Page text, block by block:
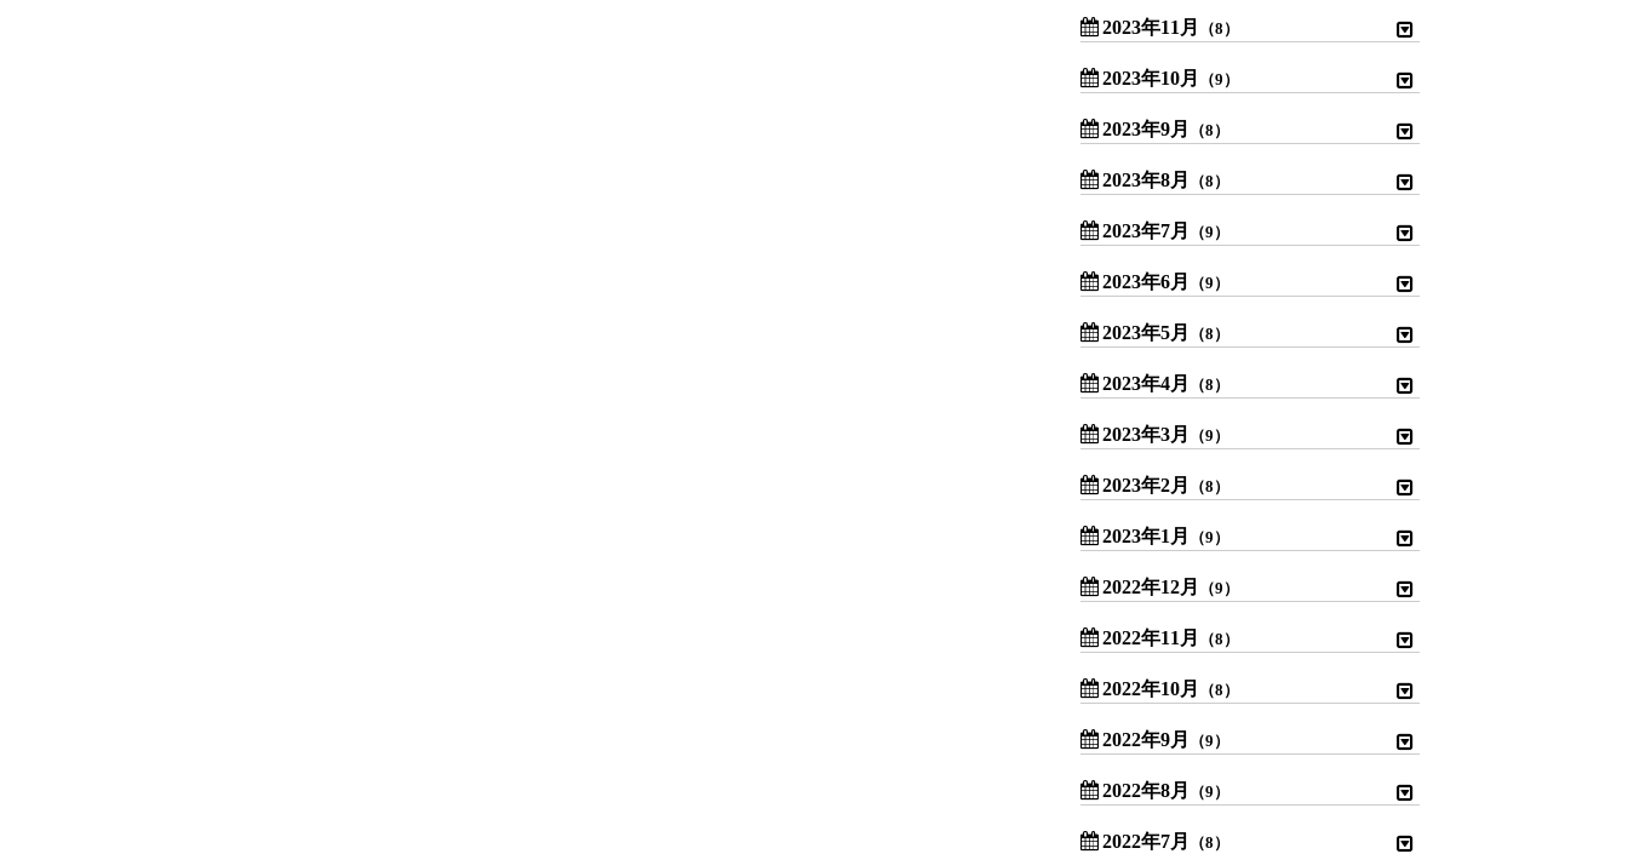
2023年11月 （8）
2023年10月 （9）
2023年9月 （8）
2023年8月 （8）
2023年7月 （9）
2023年6月 （9）
2023年5月 （8）
2023年4月 （8）
2023年3月 （9）
2023年2月 （8）
2023年1月 （9）
2022年12月 （9）
2022年11月 （8）
2022年10月 （8）
2022年9月 （9）
2022年8月 （9）
2022年7月 （8）